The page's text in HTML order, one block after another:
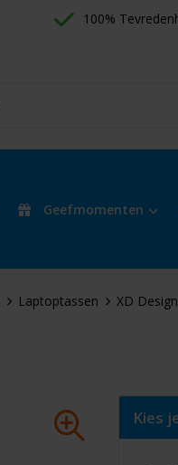
100%
Geefmomenten
Laptoptassen XD
Kies